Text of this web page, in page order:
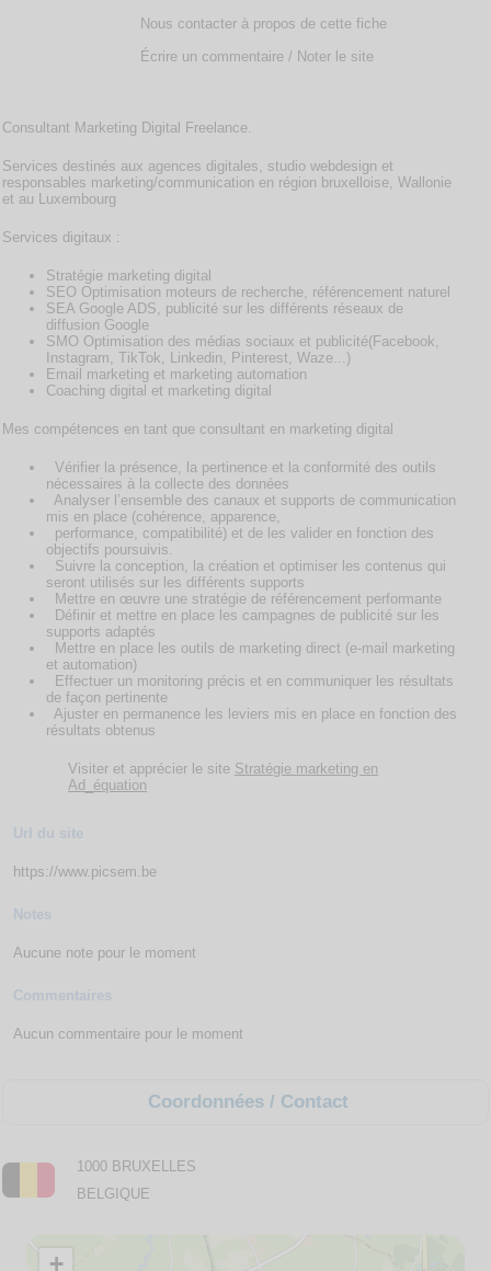
Nous contacter à propos de cette fiche
Écrire un commentaire / Noter le site
Consultant Marketing Digital Freelance.
Services destinés aux agences digitales, studio webdesign et
responsables marketing/communication en région bruxelloise, Wallonie
et au Luxembourg
Services digitaux :
Stratégie marketing digital
SEO Optimisation moteurs de recherche, référencement naturel
SEA Google ADS, publicité sur les différents réseaux de
diffusion Google
SMO Optimisation des médias sociaux et publicité(Facebook,
Instagram, TikTok, Linkedin, Pinterest, Waze...)
Email marketing et marketing automation
Coaching digital et marketing digital
Mes compétences en tant que consultant en marketing digital
Vérifier la présence, la pertinence et la conformité des outils
nécessaires à la collecte des données
Analyser l’ensemble des canaux et supports de communication
mis en place (cohérence, apparence,
performance, compatibilité) et de les valider en fonction des
objectifs poursuivis.
Suivre la conception, la création et optimiser les contenus qui
seront utilisés sur les différents supports
Mettre en œuvre une stratégie de référencement performante
Définir et mettre en place les campagnes de publicité sur les
supports adaptés
Mettre en place les outils de marketing direct (e-mail marketing
et automation)
Effectuer un monitoring précis et en communiquer les résultats
de façon pertinente
Ajuster en permanence les leviers mis en place en fonction des
résultats obtenus
Visiter et apprécier le site Stratégie marketing en
Ad_équation
Url du site
https://www.picsem.be
Notes
Aucune note pour le moment
Commentaires
Aucun commentaire pour le moment
Coordonnées / Contact
1000 BRUXELLES
BELGIQUE
+